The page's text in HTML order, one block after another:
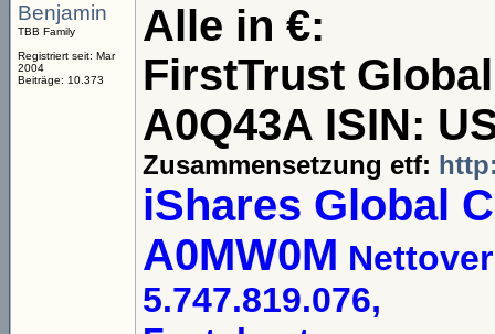
Benjamin
TBB Family
Registriert seit: Mar
2004
Beiträge: 10.373
Alle in €:
FirstTrust
A0Q43A ISIN:
Zusammensetzung etf:
iShares Global
A0MW0M
5.747.819.076,